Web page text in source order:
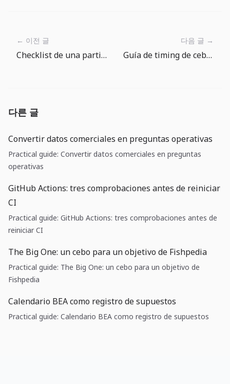
← 이전 글
Checklist de una partida en The Big One: antes y despues de cada lance
다음 글 →
Guía de timing de cebos especiales en The Big One
다른 글
Convertir datos comerciales en preguntas operativas
Practical guide: Convertir datos comerciales en preguntas
operativas
GitHub Actions: tres comprobaciones antes de reiniciar
CI
Practical guide: GitHub Actions: tres comprobaciones antes de
reiniciar CI
The Big One: un cebo para un objetivo de Fishpedia
Practical guide: The Big One: un cebo para un objetivo de
Fishpedia
Calendario BEA como registro de supuestos
Practical guide: Calendario BEA como registro de supuestos